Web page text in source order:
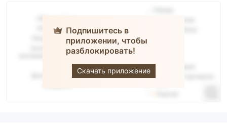
Подпишитесь в
приложении, чтобы
разблокировать!
Скачать приложение
DCFX